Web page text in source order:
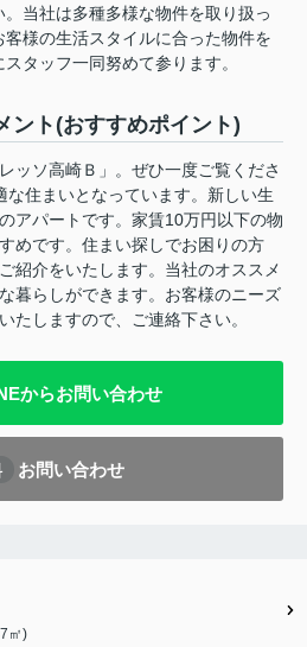
当社は多種多様な物件を取り扱っ
様の生活スタイルに合った物件を
タッフ一同努めて参ります。
ント(おすすめポイント)
ッソ高崎Ｂ」。ぜひ一度ご覧くださ
な住まいとなっています。新しい生
アパートです。家賃10万円以下の物
めです。住まい探しでお困りの方
紹介をいたします。当社のオススメ
暮らしができます。お客様のニーズ
たしますので、ご連絡下さい。
からお問い合わせ
お問い合わせ
㎡)